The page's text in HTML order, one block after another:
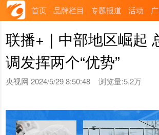
首页 品牌栏目 专题报道 活动
联播+｜中部地区崛起
调发挥两个“优势”
央视网 2024/5/29 8:50:48 浏览量:5.2万